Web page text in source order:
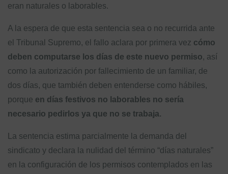
eran naturales o laborables.
A la espera de que esta sentencia sea o no recurrida ante
el Tribunal Supremo, el fallo aclara por primera vez cómo
deben computarse los días de este nuevo permiso, así
como la autorización por fallecimiento de un familiar, de
dos días, que también deben entenderse como hábiles,
porque en días festivos no laborables no sería
necesario pedirlos ya que no se trabaja.
La sentencia estima parcialmente la demanda del
sindicato y declara la nulidad del término “días naturales”
en la configuración de los permisos contemplados en las